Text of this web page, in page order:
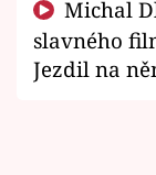
slavného
Jezdil na